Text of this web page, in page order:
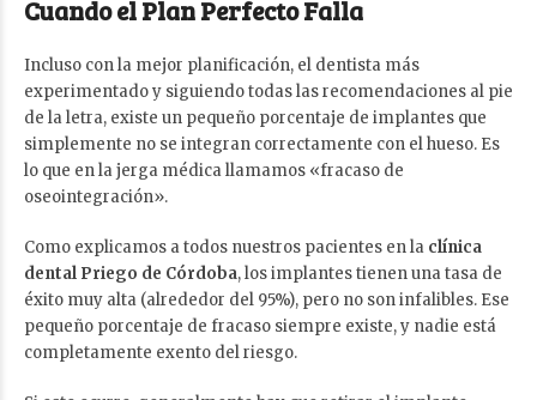
Cuando el Plan Perfecto Falla
Incluso con la mejor planificación, el dentista más
experimentado y siguiendo todas las recomendaciones al pie
de la letra, existe un pequeño porcentaje de implantes que
simplemente no se integran correctamente con el hueso. Es
lo que en la jerga médica llamamos «fracaso de
oseointegración».
Como explicamos a todos nuestros pacientes en la clínica
dental Priego de Córdoba, los implantes tienen una tasa de
éxito muy alta (alrededor del 95%), pero no son infalibles. Ese
pequeño porcentaje de fracaso siempre existe, y nadie está
completamente exento del riesgo.